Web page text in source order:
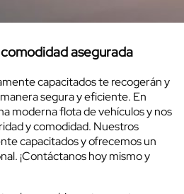
asegurada
capacitados te recogerán y
segura y eficiente. En
moderna flota de vehículos y nos
y comodidad. Nuestros
capacitados y ofrecemos un
¡Contáctanos hoy mismo y